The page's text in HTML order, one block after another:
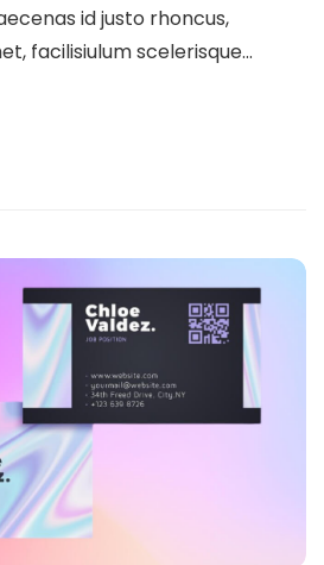
id justo rhoncus,
facilisiulum scelerisque...